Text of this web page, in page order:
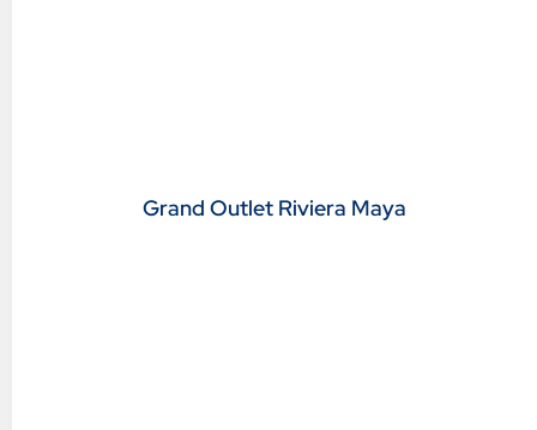
Grand Outlet Riviera Maya